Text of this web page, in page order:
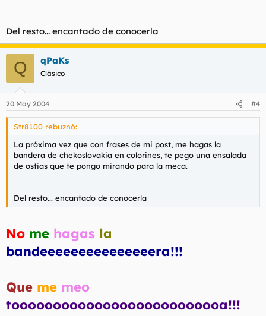
Del resto... encantado de conocerla
Q qPaKs
Clásico
20 May 2004 #4
Str8100 rebuznó:
La próxima vez que con frases de mi post, me hagas la
bandera de chekoslovakia en colorines, te pego una ensalada
de ostias que te pongo mirando para la meca.
Del resto... encantado de conocerla
No me hagas la
bandeeeeeeeeeeeeeeera!!!
Que me meo
toooooooooooooooooooooooooa!!!